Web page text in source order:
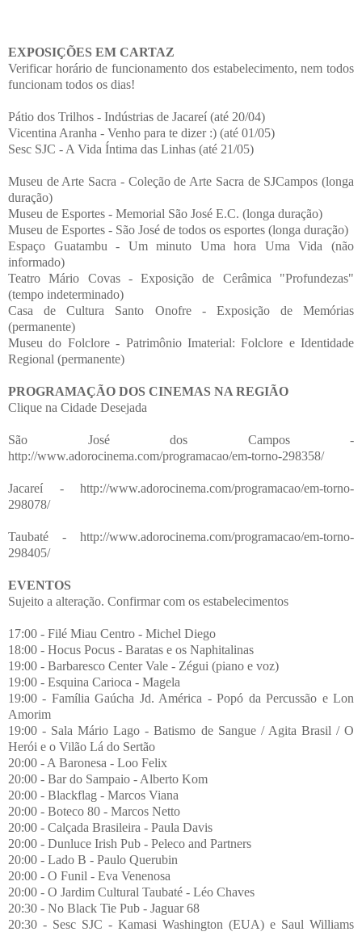
EXPOSIÇÕES EM CARTAZ
Verificar horário de funcionamento dos estabelecimento, nem todos
funcionam todos os dias!
Pátio dos Trilhos - Indústrias de Jacareí (até 20/04)
Vicentina Aranha - Venho para te dizer :) (até 01/05)
Sesc SJC - A Vida Íntima das Linhas (até 21/05)
Museu de Arte Sacra - Coleção de Arte Sacra de SJCampos (longa
duração)
Museu de Esportes - Memorial São José E.C. (longa duração)
Museu de Esportes - São José de todos os esportes (longa duração)
Espaço Guatambu - Um minuto Uma hora Uma Vida (não
informado)
Teatro Mário Covas - Exposição de Cerâmica "Profundezas"
(tempo indeterminado)
Casa de Cultura Santo Onofre - Exposição de Memórias
(permanente)
Museu do Folclore - Patrimônio Imaterial: Folclore e Identidade
Regional (permanente)
PROGRAMAÇÃO DOS CINEMAS NA REGIÃO
Clique na Cidade Desejada
São José dos Campos -
http://www.adorocinema.com/programacao/em-torno-298358/
Jacareí - http://www.adorocinema.com/programacao/em-torno-
298078/
Taubaté - http://www.adorocinema.com/programacao/em-torno-
298405/
EVENTOS
Sujeito a alteração. Confirmar com os estabelecimentos
17:00 - Filé Miau Centro - Michel Diego
18:00 - Hocus Pocus - Baratas e os Naphitalinas
19:00 - Barbaresco Center Vale - Zégui (piano e voz)
19:00 - Esquina Carioca - Magela
19:00 - Família Gaúcha Jd. América - Popó da Percussão e Lon
Amorim
19:00 - Sala Mário Lago - Batismo de Sangue / Agita Brasil / O
Herói e o Vilão Lá do Sertão
20:00 - A Baronesa - Loo Felix
20:00 - Bar do Sampaio - Alberto Kom
20:00 - Blackflag - Marcos Viana
20:00 - Boteco 80 - Marcos Netto
20:00 - Calçada Brasileira - Paula Davis
20:00 - Dunluce Irish Pub - Peleco and Partners
20:00 - Lado B - Paulo Querubin
20:00 - O Funil - Eva Venenosa
20:00 - O Jardim Cultural Taubaté - Léo Chaves
20:30 - No Black Tie Pub - Jaguar 68
20:30 - Sesc SJC - Kamasi Washington (EUA) e Saul Williams